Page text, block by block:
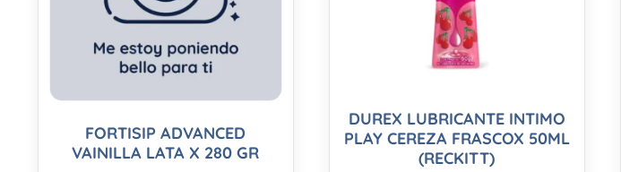
FORTISIP ADVANCED
VAINILLA LATA X 280 GR
DUREX LUBRICANTE INTIMO
PLAY CEREZA FRASCOX 50ML
(RECKITT)